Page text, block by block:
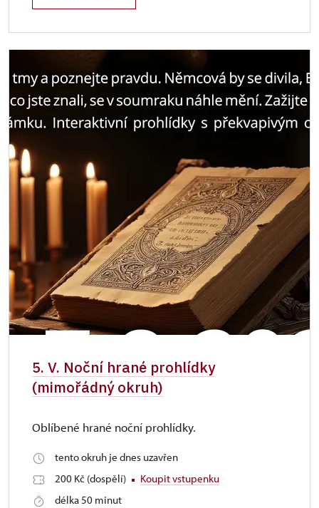
5. V. Noční hrané prohlídky
(mimořádný okruh)
Oblíbené hrané noční prohlídky.
tento okruh je dnes uzavřen
200 Kč (dospělí)
Koupit vstupenku
délka 50 minut